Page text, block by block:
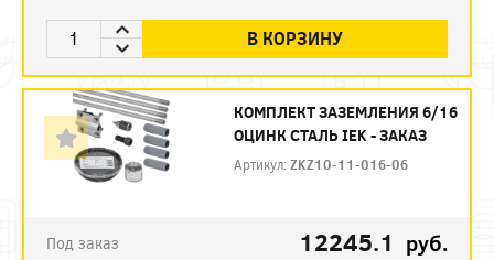
В КОРЗИНУ
КОМПЛЕКТ ЗАЗЕМЛЕНИЯ 6/16
ОЦИНК СТАЛЬ IEK - ЗАКАЗ
Артикул:ZKZ10-11-016-06
Под заказ 12245.1 руб.